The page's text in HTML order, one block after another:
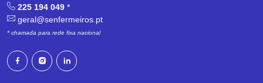
225 194 049 *
geral@senfermeiros.pt
* chamada para rede fixa nacional